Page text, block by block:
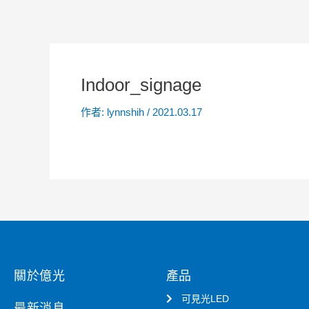
Indoor_signage
作者: lynnshih / 2021.03.17
關於億光 產品
可見光LED